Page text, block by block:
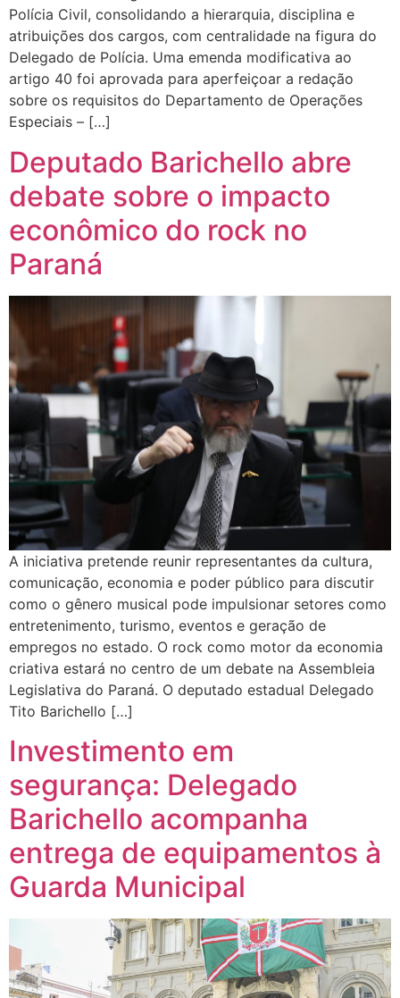
Polícia Civil, consolidando a hierarquia, disciplina e
atribuições dos cargos, com centralidade na figura do
Delegado de Polícia. Uma emenda modificativa ao
artigo 40 foi aprovada para aperfeiçoar a redação
sobre os requisitos do Departamento de Operações
Especiais – […]
Deputado Barichello abre
debate sobre o impacto
econômico do rock no
Paraná
A iniciativa pretende reunir representantes da cultura,
comunicação, economia e poder público para discutir
como o gênero musical pode impulsionar setores como
entretenimento, turismo, eventos e geração de
empregos no estado. O rock como motor da economia
criativa estará no centro de um debate na Assembleia
Legislativa do Paraná. O deputado estadual Delegado
Tito Barichello […]
Investimento em
segurança: Delegado
Barichello acompanha
entrega de equipamentos à
Guarda Municipal